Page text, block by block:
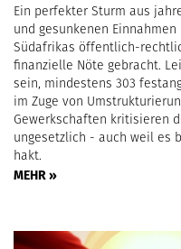
Ein perfekter Sturm aus
und gesunkenen
Südafrikas öffentlich-
finanzielle Nöte gebracht.
sein, mindestens 303
im Zuge von
Gewerkschaften kritisieren
ungesetzlich - auch weil es
hakt.
MEHR »